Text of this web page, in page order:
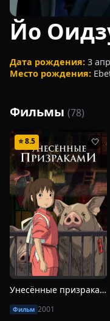
Йо
Дата рождения: 3
Место рождения:
Фильмы (78)
⭐8.5 🤍
Унесённые призраками
Фильм 2001